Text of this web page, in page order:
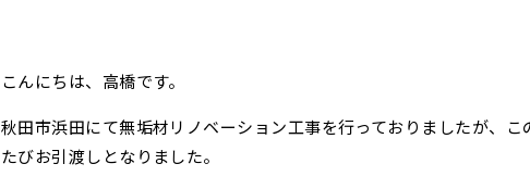
こんにちは、高橋です。
秋田市浜田にて無垢材リノベーション工事を行っておりましたが、こ
たびお引渡しとなりました。